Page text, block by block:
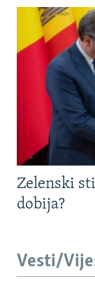
Zelenski
dobija?
Vesti/